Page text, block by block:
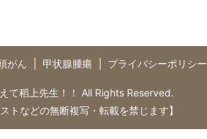
がん 甲状腺腫瘍 プライバシーポリシー
て稻上先生！！ All Rights Reserved.
トなどの無断複写・転載を禁じます】